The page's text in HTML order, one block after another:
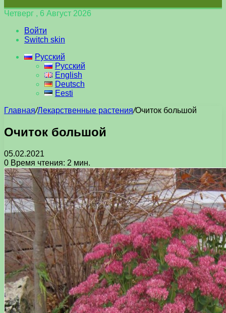
Четверг , 6 Август 2026
Войти
Switch skin
Русский
Русский
English
Deutsch
Eesti
Главная/Лекарственные растения/Очиток большой
Очиток большой
05.02.2021
0 Время чтения: 2 мин.